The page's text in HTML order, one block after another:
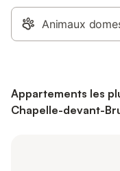
Animaux
Appartements les
Chapelle-devant-